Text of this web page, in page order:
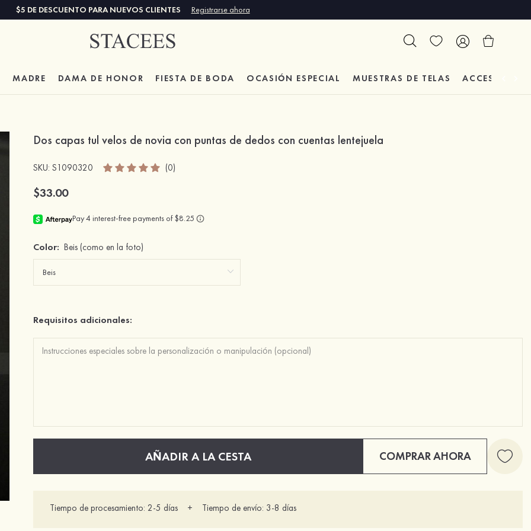
$5 DE DESCUENTO PARA NUEVOS CLIENTES Registrarse ahora
MADRE DAMA DE HONOR FIESTA DE BODA OCASIÓN ESPECIAL MUESTRAS DE TELAS ACCESORIOS
Dos capas tul velos de novia con puntas de dedos con cuentas lentejuela
SKU: S1090320 (0)
$33.00
Color: Beis (como en la foto)
Requisitos adicionales:
AÑADIR A LA CESTA COMPRAR AHORA
Tiempo de procesamiento: 2-5 días + Tiempo de envío: 3-8 días